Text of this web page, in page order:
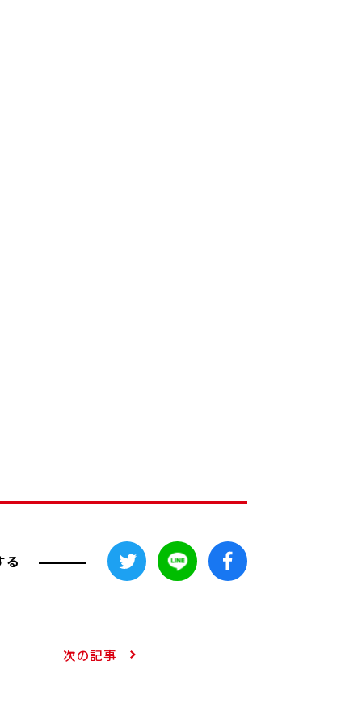
る
次の記事